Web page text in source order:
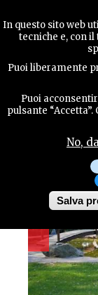
In questo sito web
tecniche e, con
Puoi liberamente
Puoi
pulsante
No,
Salva
KONTAKTE
GASTHOF
AL